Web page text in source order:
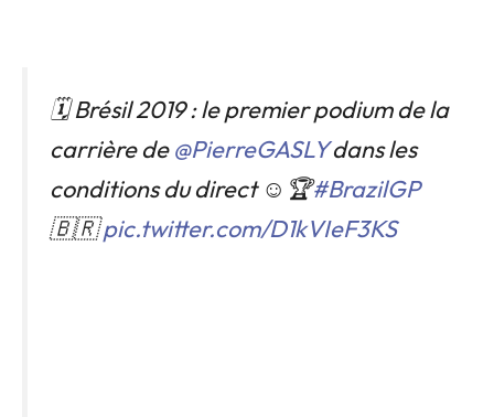
🗓️ Brésil 2019 : le premier podium de la
carrière de@PierreGASLYdans les
conditions du direct ☺️🏆#BrazilGP
🇧🇷pic.twitter.com/D1kVIeF3KS